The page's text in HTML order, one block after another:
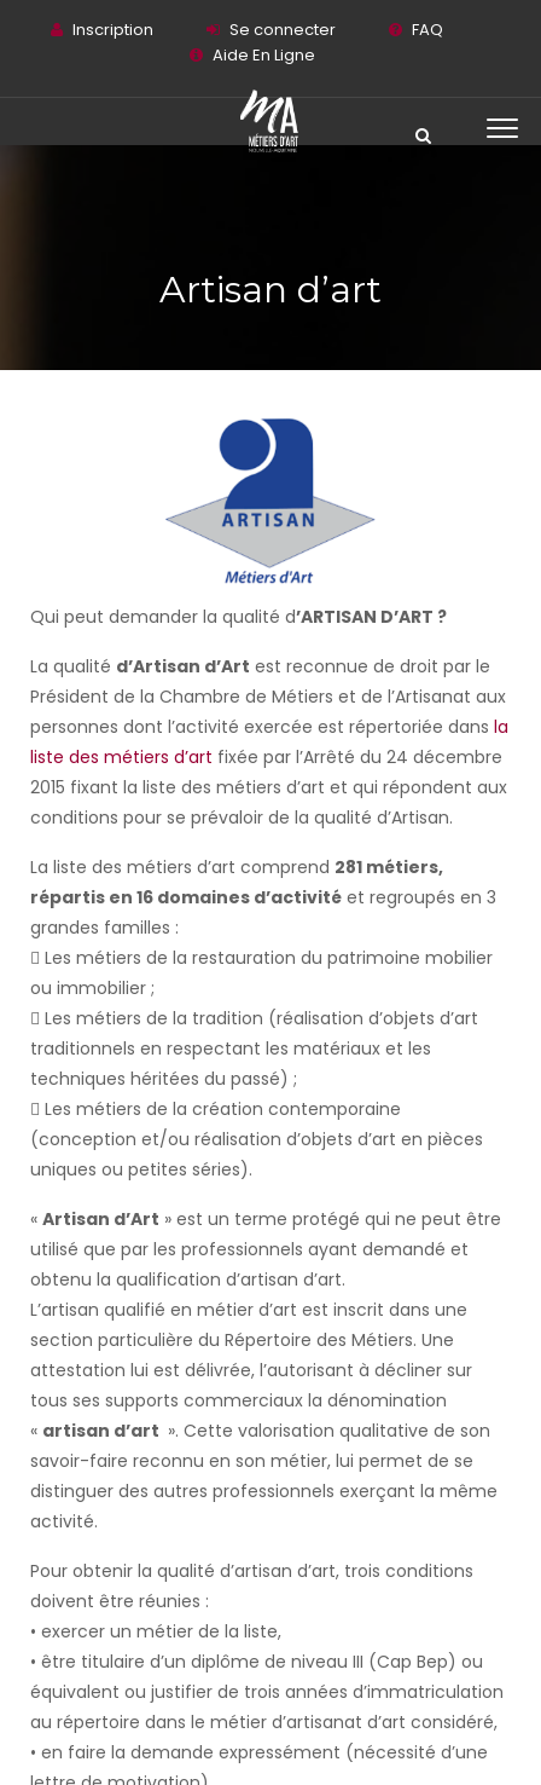
Inscription Se connecter
FAQ
Aide En Ligne
Artisan d’art
Qui peut demander la qualité d’ARTISAN D’ART ?
La qualité d’Artisan d’Art est reconnue de droit par le
Président de la Chambre de Métiers et de l’Artisanat aux
personnes dont l’activité exercée est répertoriée dans la
liste des métiers d’art fixée par l’Arrêté du 24 décembre
2015 fixant la liste des métiers d’art et qui répondent aux
conditions pour se prévaloir de la qualité d’Artisan.
La liste des métiers d’art comprend 281 métiers,
répartis en 16 domaines d’activité et regroupés en 3
grandes familles :
 Les métiers de la restauration du patrimoine mobilier
ou immobilier ;
 Les métiers de la tradition (réalisation d’objets d’art
traditionnels en respectant les matériaux et les
techniques héritées du passé) ;
 Les métiers de la création contemporaine
(conception et/ou réalisation d’objets d’art en pièces
uniques ou petites séries).
« Artisan d’Art » est un terme protégé qui ne peut être
utilisé que par les professionnels ayant demandé et
obtenu la qualification d’artisan d’art.
L’artisan qualifié en métier d’art est inscrit dans une
section particulière du Répertoire des Métiers. Une
attestation lui est délivrée, l’autorisant à décliner sur
tous ses supports commerciaux la dénomination
« artisan d’art ». Cette valorisation qualitative de son
savoir-faire reconnu en son métier, lui permet de se
distinguer des autres professionnels exerçant la même
activité.
Pour obtenir la qualité d’artisan d’art, trois conditions
doivent être réunies :
• exercer un métier de la liste,
• être titulaire d’un diplôme de niveau III (Cap Bep) ou
équivalent ou justifier de trois années d’immatriculation
au répertoire dans le métier d’artisanat d’art considéré,
• en faire la demande expressément (nécessité d’une